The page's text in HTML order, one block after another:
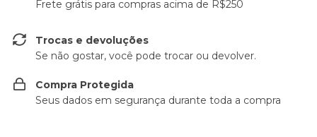
Frete grátis para compras acima de R$250
Trocas e devoluções
Se não gostar, você pode trocar ou devolver.
Compra Protegida
Seus dados em segurança durante toda a compra